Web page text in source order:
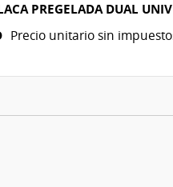
PREGELADA DUAL
Precio unitario sin